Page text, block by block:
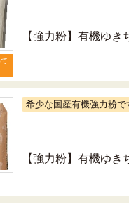
【強力粉】有機ゆ
希少な国産有機強力粉で
【強力粉】有機ゆき